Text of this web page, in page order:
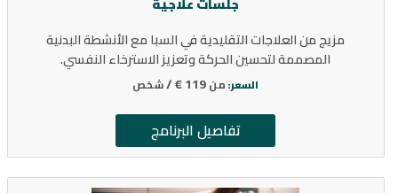
مزيج من العلاجات التقليدية في السبا مع الأنشطة البدنية
المصممة لتحسين الحركة وتعزيز الاسترخاء النفسي.
السعر: من119 € / شخص
تفاصيل البرنامج